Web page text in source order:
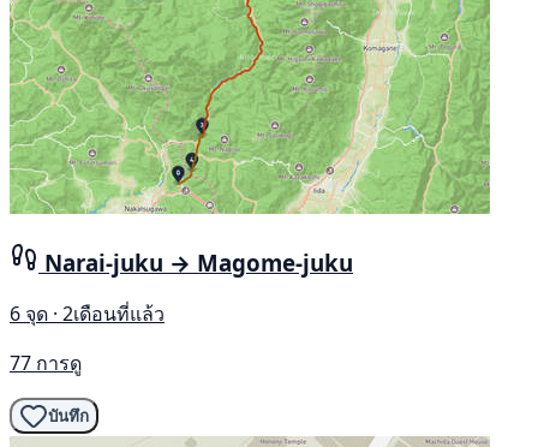
Narai-juku → Magome-juku
6 จุด · 2เดือนที่แล้ว
77 การดู
บันทึก